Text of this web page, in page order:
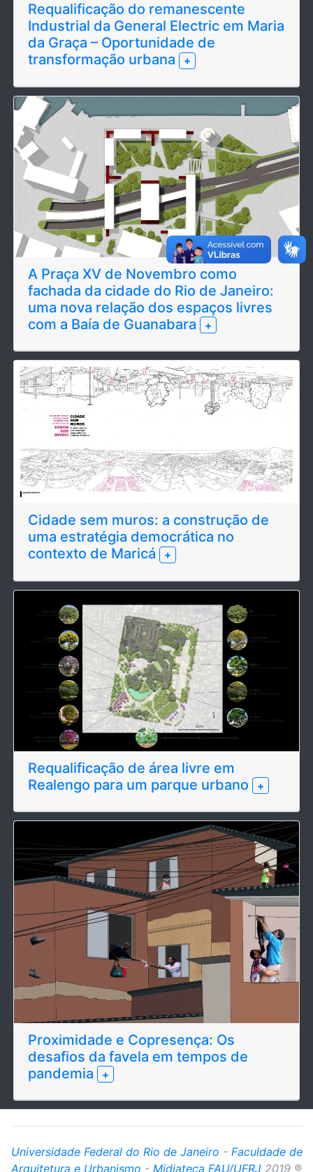
Requalificação do remanescente
Industrial da General Electric em Maria
da Graça – Oportunidade de
transformação urbana
+
A Praça XV de Novembro como
fachada da cidade do Rio de Janeiro:
uma nova relação dos espaços livres
com a Baía de Guanabara
+
Cidade sem muros: a construção de
uma estratégia democrática no
contexto de Maricá
+
Requalificação de área livre em
Realengo para um parque urbano
+
Proximidade e Copresença: Os
desafios da favela em tempos de
pandemia
+
Universidade Federal do Rio de Janeiro - Faculdade de
Arquitetura e Urbanismo - Midiateca FAU/UFRJ 2019 ®